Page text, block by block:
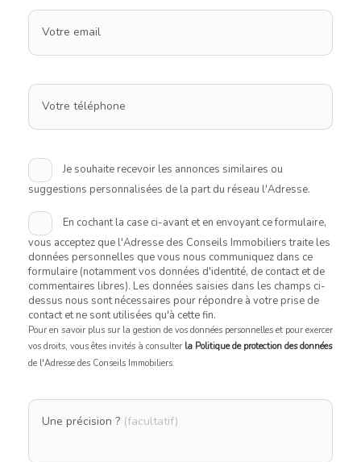
Votre email
Votre téléphone
Je souhaite recevoir les annonces similaires ou
suggestions personnalisées de la part du réseau l'Adresse.
En cochant la case ci-avant et en envoyant ce formulaire,
vous acceptez que l'Adresse des Conseils Immobiliers traite les
données personnelles que vous nous communiquez dans ce
formulaire (notamment vos données d'identité, de contact et de
commentaires libres). Les données saisies dans les champs ci-
dessus nous sont nécessaires pour répondre à votre prise de
contact et ne sont utilisées qu'à cette fin.
Pour en savoir plus sur la gestion de vos données personnelles et pour exercer
vos droits, vous êtes invités à consulter la Politique de protection des données
de l'Adresse des Conseils Immobiliers.
Une précision ? (facultatif)